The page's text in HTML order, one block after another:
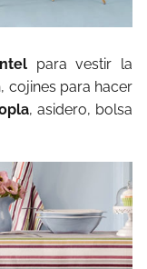
para vestir la
cojines para hacer
, asidero, bolsa